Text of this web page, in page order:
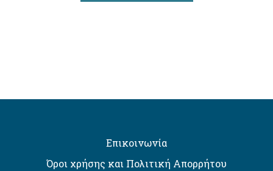
Επικοινωνία
Όροι χρήσης και Πολιτική Απορρήτου